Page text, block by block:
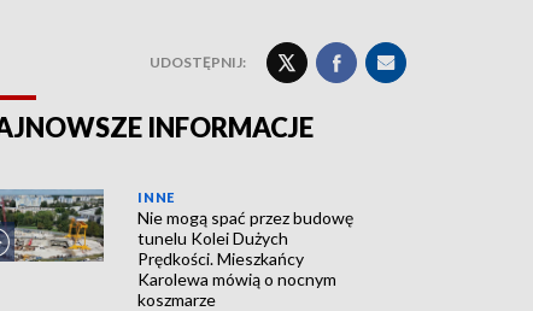
UDOSTĘPNIJ:
INFORMACJE
INNE
Nie mogą spać przez budowę
tunelu Kolei Dużych
Prędkości. Mieszkańcy
Karolewa mówią o nocnym
koszmarze